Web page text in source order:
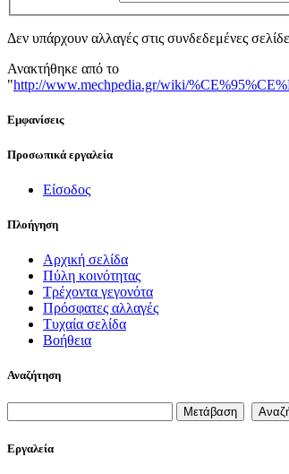
Δεν υπάρχουν αλλαγές στις συνδεδεμένες
Ανακτήθηκε από το
"http://www.mechpedia.gr/wiki/
Εμφανίσεις
Προσωπικά εργαλεία
Είσοδος
Πλοήγηση
Αρχική σελίδα
Πύλη κοινότητας
Τρέχοντα γεγονότα
Πρόσφατες αλλαγές
Τυχαία σελίδα
Βοήθεια
Αναζήτηση
Εργαλεία